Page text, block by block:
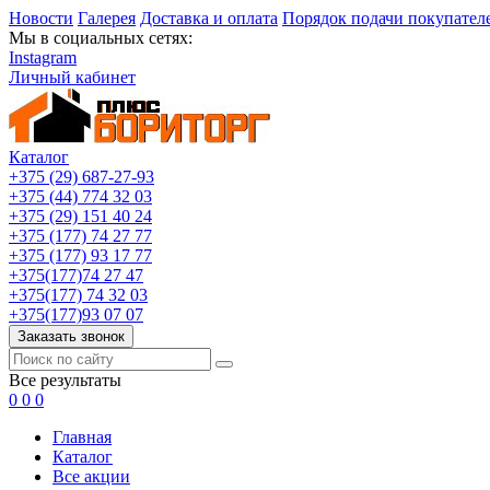
Новости Галерея Доставка и оплата Порядок подачи
Мы в социальных сетях:
Instagram
Личный кабинет
Каталог
+375 (29) 687-27-93
+375 (44) 774 32 03
+375 (29) 151 40 24
+375 (177) 74 27 77
+375 (177) 93 17 77
+375(177)74 27 47
+375(177) 74 32 03
+375(177)93 07 07
Заказать звонок
Все результаты
0 0 0
Главная
Каталог
Все акции